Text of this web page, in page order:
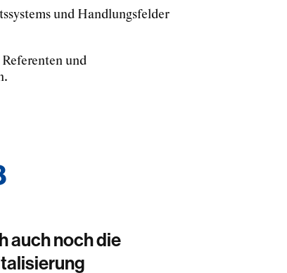
und Handlungsfelder
und
auch noch die